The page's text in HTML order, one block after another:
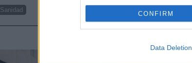
CONFIRM
Data Deletion
Sanidad